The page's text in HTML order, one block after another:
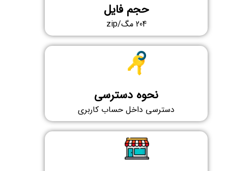
حجم فایل
204 مگ/zip
نحوه دسترسی
دسترسی داخل حساب کاربری